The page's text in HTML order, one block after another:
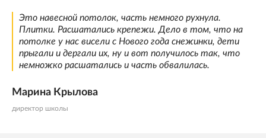
Это навесной потолок, часть немного рухнула.
Плитки. Расшатались крепежи. Дело в том, что на
потолке у нас висели с Нового года снежинки, дети
прыгали и дергали их, ну и вот получилось так, что
немножко расшатались и часть обвалилась.
Марина Крылова
директор школы